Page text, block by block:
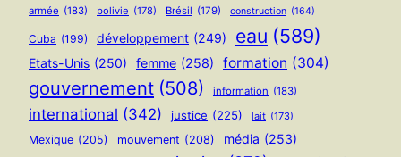
armée (183) bolivie (178) Brésil (179) construction (164)
Cuba (199) développement (249) eau (589)
Etats-Unis (250) femme (258) formation (304)
gouvernement (508) information (183)
international (342) justice (225) lait (173)
Mexique (205) mouvement (208) média (253)